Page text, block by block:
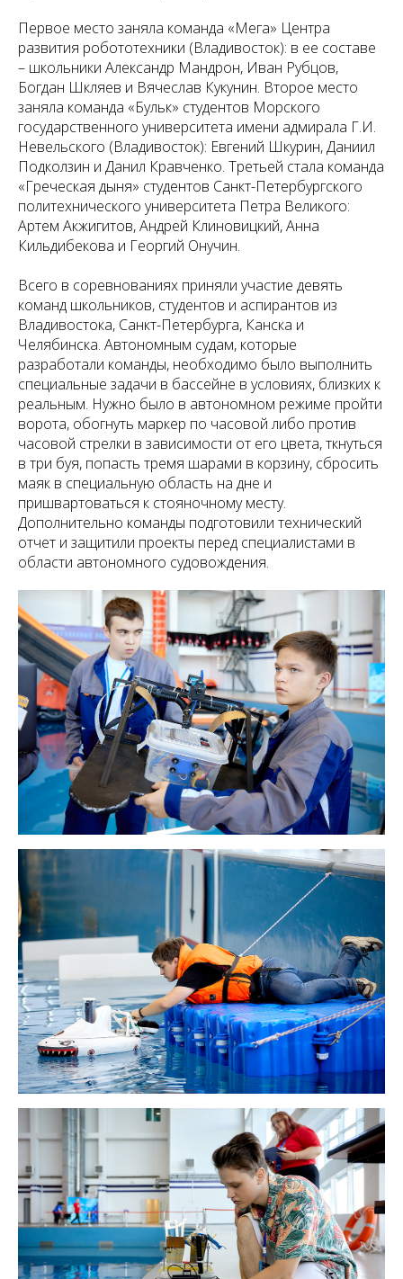
Первое место заняла команда «Мега» Центра
развития робототехники (Владивосток): в ее составе
– школьники Александр Мандрон, Иван Рубцов,
Богдан Шкляев и Вячеслав Кукунин. Второе место
заняла команда «Бульк» студентов Морского
государственного университета имени адмирала Г.И.
Невельского (Владивосток): Евгений Шкурин, Даниил
Подколзин и Данил Кравченко. Третьей стала команда
«Греческая дыня» студентов Санкт-Петербургского
политехнического университета Петра Великого:
Артем Акжигитов, Андрей Клиновицкий, Анна
Кильдибекова и Георгий Онучин.
Всего в соревнованиях приняли участие девять
команд школьников, студентов и аспирантов из
Владивостока, Санкт-Петербурга, Канска и
Челябинска. Автономным судам, которые
разработали команды, необходимо было выполнить
специальные задачи в бассейне в условиях, близких к
реальным. Нужно было в автономном режиме пройти
ворота, обогнуть маркер по часовой либо против
часовой стрелки в зависимости от его цвета, ткнуться
в три буя, попасть тремя шарами в корзину, сбросить
маяк в специальную область на дне и
пришвартоваться к стояночному месту.
Дополнительно команды подготовили технический
отчет и защитили проекты перед специалистами в
области автономного судовождения.